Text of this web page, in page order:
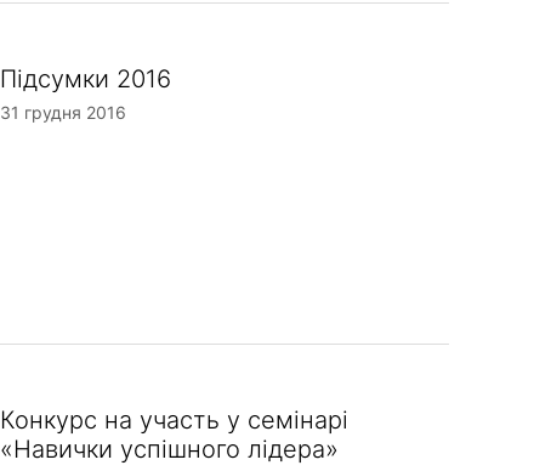
Підсумки 2016
31 грудня 2016
Конкурс на участь у семінарі
«Навички успішного лідера»